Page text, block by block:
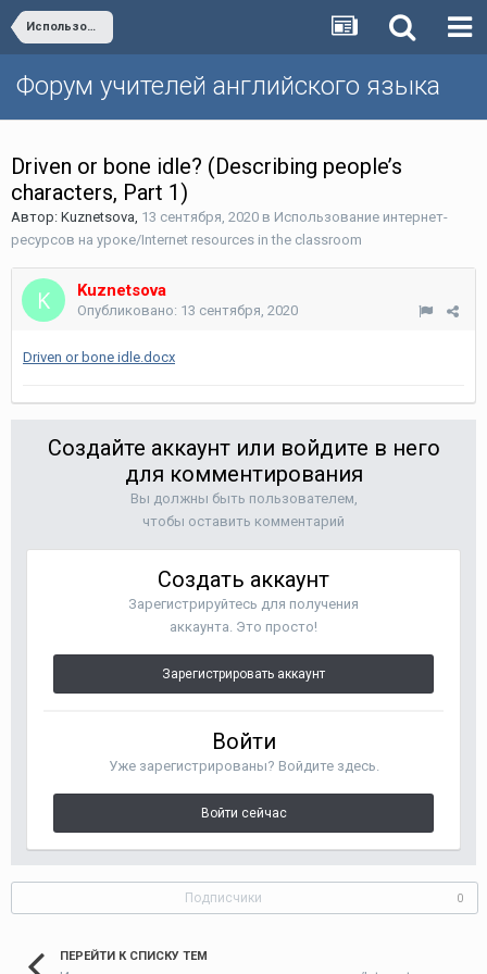
Использование интернет-ресурсов на уроке/Internet resources in the classroom
Форум учителей английского языка
Driven or bone idle? (Describing people’s
characters, Part 1)
Автор: Kuznetsova, 13 сентября, 2020 в Использование интернет-
ресурсов на уроке/Internet resources in the classroom
Kuznetsova
Опубликовано: 13 сентября, 2020
Driven or bone idle.docx
Создайте аккаунт или войдите в него
для комментирования
Вы должны быть пользователем,
чтобы оставить комментарий
Создать аккаунт
Зарегистрируйтесь для получения
аккаунта. Это просто!
Зарегистрировать аккаунт
Войти
Уже зарегистрированы? Войдите здесь.
Войти сейчас
Подписчики 0
ПЕРЕЙТИ К СПИСКУ ТЕМ